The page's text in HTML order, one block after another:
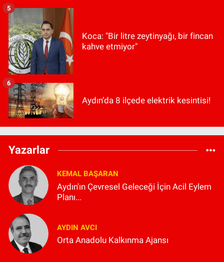
Koca: "Bir litre zeytinyağı, bir fincan
kahve etmiyor"
5
Aydın’da 8 ilçede elektrik kesintisi!
6
Yazarlar
KEMAL BAŞARAN
Aydın'ın Çevresel Geleceği İçin Acil Eylem
Planı...
AYDIN AVCI
Orta Anadolu Kalkınma Ajansı